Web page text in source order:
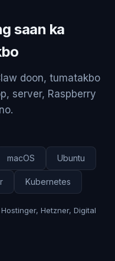
saan ka
doon, tumatakbo
server, Raspberry
macOS Ubuntu
Kubernetes
Hetzner, Digital